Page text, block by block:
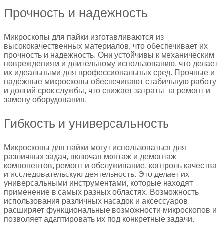
Прочность и надежность
Микроскопы для пайки изготавливаются из
высококачественных материалов, что обеспечивает их
прочность и надежность. Они устойчивы к механическим
повреждениям и длительному использованию, что делает
их идеальными для профессиональных сред. Прочные и
надёжные микроскопы обеспечивают стабильную работу
и долгий срок службы, что снижает затраты на ремонт и
замену оборудования.
Гибкость и универсальность
Микроскопы для пайки могут использоваться для
различных задач, включая монтаж и демонтаж
компонентов, ремонт и обслуживание, контроль качества
и исследовательскую деятельность. Это делает их
универсальными инструментами, которые находят
применение в самых разных областях. Возможность
использования различных насадок и аксессуаров
расширяет функциональные возможности микроскопов и
позволяет адаптировать их под конкретные задачи.